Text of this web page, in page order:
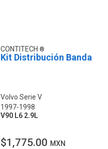
CONTITECH
Kit Distribución Banda
Volvo Serie V
1997-1998
V90 L6 2.9L
$1,775.00 MXN